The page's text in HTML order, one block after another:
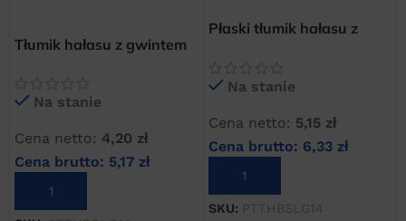
Tłumik hałasu z gwintem
Na stanie
Cena netto: 4,20 zł
Cena brutto: 5,17 zł
DODAJ DO KOSZYKA
Płaski tłumik hałasu z
Na stanie
Cena netto: 5,15 zł
Cena brutto: 6,33 zł
DODAJ DO KOSZYKA
SKU: PTTHBSLG14